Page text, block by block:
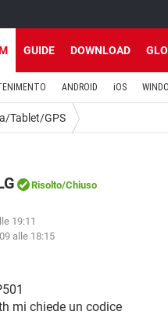
GUIDE DOWNLOAD
ANDROID iOS
Tablet/GPS
Risolto/Chiuso
19:11
alle 18:15
mi chiede un codice